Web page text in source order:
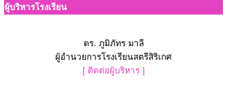
ผู้บริหารโรงเรียน
ดร. ภูมิภัทร มาลี
ผู้อำนวยการโรงเรียนสตรีสิริเกศ
[ ติดต่อผู้บริหาร ]